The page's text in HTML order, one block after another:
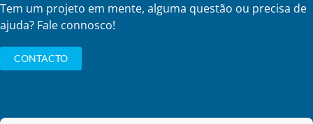
Tem um projeto em mente, alguma questão ou precisa de
ajuda? Fale connosco!
CONTACTO